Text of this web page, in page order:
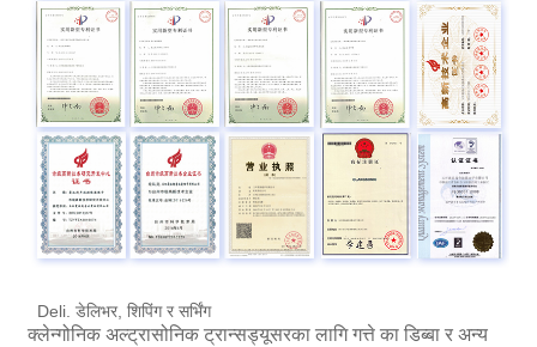
Deli. डेलिभर, शिपिंग र सर्भिंग
क्लेन्गोनिक अल्ट्रासोनिक ट्रान्सड्यूसरका लागि गत्ते का डिब्बा र अन्य